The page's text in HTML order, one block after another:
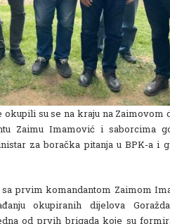
su se na kraju na Zaimovom
Zaimu Imamović i saborcima
za boračka pitanja u BPK-a i
prvim komandantom Zaimom
okupiranih dijelova
od prvih brigada koje su